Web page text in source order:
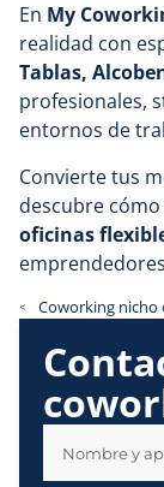
En My
realidad con
Tablas,
profesionales,
entornos de
Convierte tus
descubre
oficinas